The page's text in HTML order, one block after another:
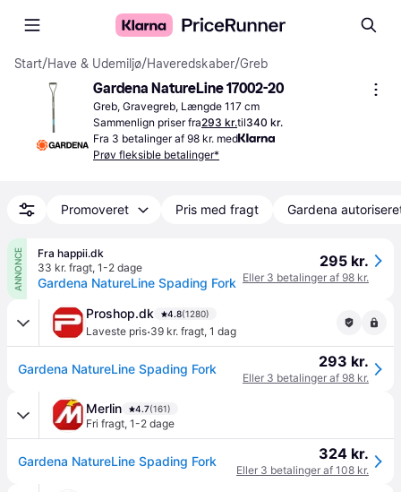
Start/Have & Udemiljø/Haveredskaber/Greb
Gardena NatureLine 17002-20
Greb, Gravegreb, Længde 117 cm
Sammenlign priser fra293 kr.til340 kr.
Fra 3 betalinger af 98 kr. med
Prøv fleksible betalinger*
Promoveret Pris med fragt Gardena
ANNONCE
Fra happii.dk
33 kr. fragt, 1-2 dage
Gardena NatureLine Spading Fork
295 kr.
Eller 3 betalinger af 98 kr.
Proshop.dk 4.8(1280)
Laveste pris·39 kr. fragt, 1 dag
Gardena NatureLine Spading Fork 293 kr.
Eller 3 betalinger af 98 kr.
Merlin 4.7(161)
Fri fragt, 1-2 dage
Gardena NatureLine Spading Fork 324 kr.
Eller 3 betalinger af 108 kr.